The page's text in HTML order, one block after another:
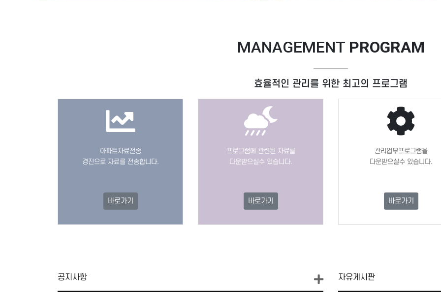
MANAGEMENT PROGRAM
효율적인 관리를 위한 최고의 프로그램
아파트자료전송
경진으로 자료를 전송합니다.
바로가기
프로그램에 관련된 자료를
다운받으실수 있습니다.
바로가기
관리업무프로그램을
다운받으실수 있습니다.
바로가기
공지사항 자유게시판